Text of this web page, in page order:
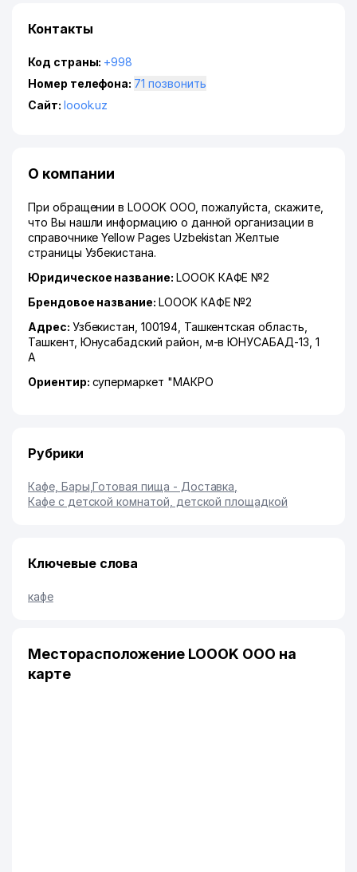
Контакты
Код страны: +998
Номер телефона:
71 позвонить
Сайт: loook.uz
О компании
При обращении в LOOOK ООО, пожалуйста, скажите,
что Вы нашли информацию о данной организации в
справочнике Yellow Pages Uzbekistan Желтые
страницы Узбекистана.
Юридическое название: LOOOK КАФЕ №2
Брендовое название: LOOOK КАФЕ №2
Адрес: Узбекистан, 100194, Ташкентская область
Ташкент, Юнусабадский район м-в ЮНУСАБАД-13 , 1
А
Ориентир: супермаркет "МАКРО
Рубрики
Кафе, Бары ,Готовая пища - Доставка
Кафе с детской комнатой, детской площадкой
Ключевые слова
кафе
Месторасположение LOOOK ООО на
карте